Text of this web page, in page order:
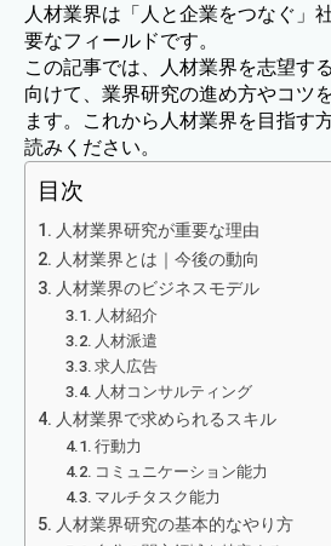
人材業界は「人と企業をつなぐ」
要なフィールドです。
この記事では、人材業界を志望す
向けて、業界研究の進め方やコツ
ます。これから人材業界を目指す
読みください。
目次
人材業界研究が重要な理由
人材業界とは｜今後の動向
人材業界のビジネスモデル
人材紹介
人材派遣
求人広告
人材コンサルティング
人材業界で求められるスキル
行動力
コミュニケーション能力
マルチタスク能力
人材業界研究の基本的なやり方